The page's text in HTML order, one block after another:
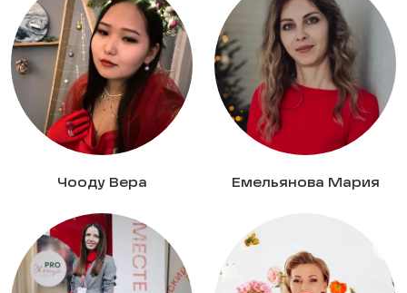
Чооду Вера Емельянова Мария